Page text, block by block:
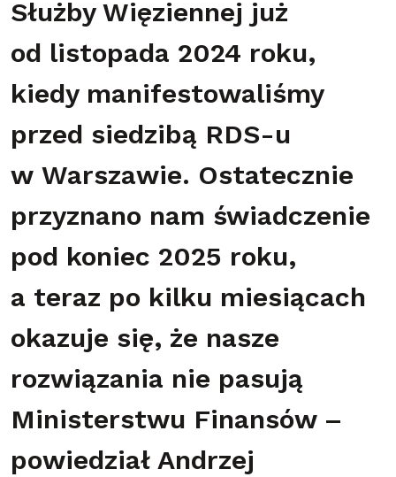
Służby Więziennej już
od listopada 2024 roku,
kiedy manifestowaliśmy
przed siedzibą RDS-u
w Warszawie. Ostatecznie
przyznano nam świadczenie
pod koniec 2025 roku,
a teraz po kilku miesiącach
okazuje się, że nasze
rozwiązania nie pasują
Ministerstwu Finansów –
powiedział Andrzej